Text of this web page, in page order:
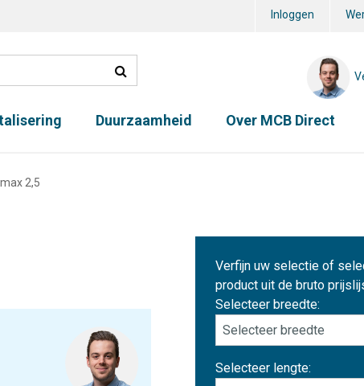
Inloggen
Duurzaamheid Over MCB Direct
2,5
Verfijn uw selectie of
product uit de bruto
Selecteer breedte:
Selecteer lengte: